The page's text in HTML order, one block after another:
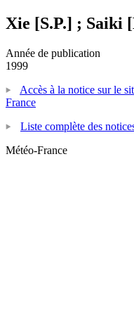
Xie [S.P.] ; Saiki
Année de publication
1999
Accès à la notice sur le
France
Liste complète des
Météo-France